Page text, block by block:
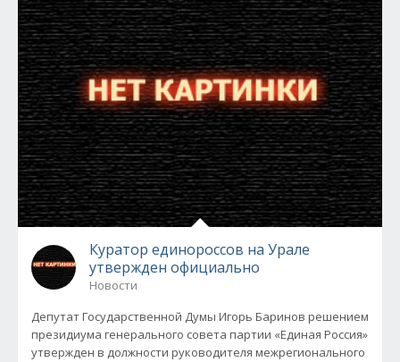
Куратор единороссов на Урале
утвержден официально
Новости
Депутат Государственной Думы Игорь Баринов решением
президиума генерального совета партии «Единая Россия»
утвержден в должности руководителя межрегионального